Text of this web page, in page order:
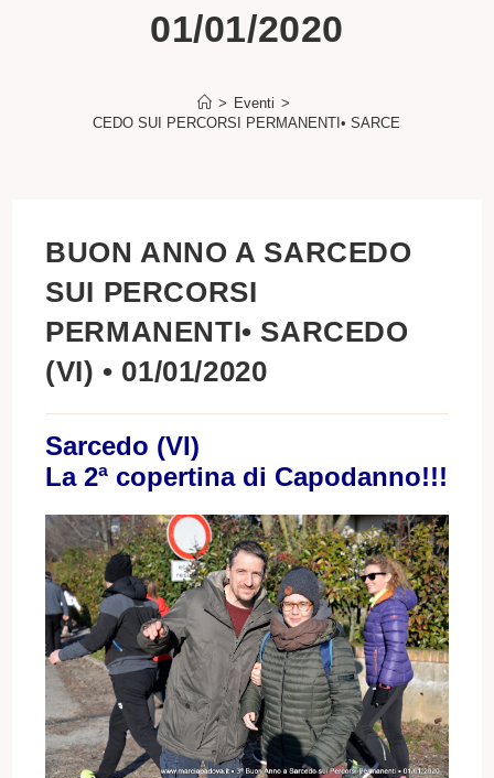
01/01/2020
> Eventi >
ANNO A SARCEDO SUI PERCORSI PERMANENTI• SARCEDO (VI) • 01/
BUON ANNO A SARCEDO
SUI PERCORSI
PERMANENTI• SARCEDO
(VI) • 01/01/2020
Sarcedo (VI)
La 2ª copertina di Capodanno!!!